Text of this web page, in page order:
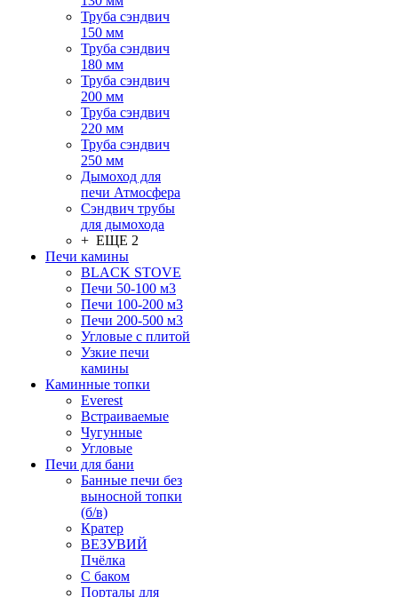
Труба сэндвич
150 мм
Труба сэндвич
180 мм
Труба сэндвич
200 мм
Труба сэндвич
220 мм
Труба сэндвич
250 мм
Дымоход для
печи Атмосфера
Сэндвич трубы
для дымохода
+ ЕЩЕ 2
Печи камины
BLACK STOVE
Печи 50-100 м3
Печи 100-200 м3
Печи 200-500 м3
Угловые с плитой
Узкие печи
камины
Каминные топки
Everest
Встраиваемые
Чугунные
Угловые
Печи для бани
Банные печи без
выносной топки
(б/в)
Кратер
ВЕЗУВИЙ
Пчёлка
С баком
Порталы для